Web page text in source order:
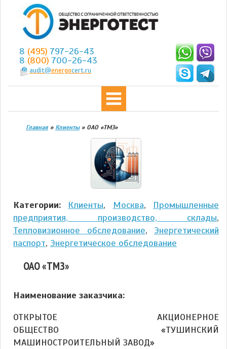
8 (495) 797-26-43
8 (800) 700-26-43
audit@energocert.ru
Главная » Клиенты» ОАО «ТМЗ»
Категории: Клиенты, Москва, Промышленные
предприятия, производство, склады,
Тепловизионное обследование, Энергетический
паспорт, Энергетическое обследование
ОАО «ТМЗ»
Наименование заказчика:
ОТКРЫТОЕ АКЦИОНЕРНОЕ
ОБЩЕСТВО «ТУШИНСКИЙ
МАШИНОСТРОИТЕЛЬНЫЙ ЗАВОД»